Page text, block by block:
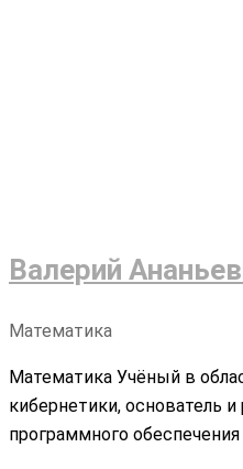
Валерий
Математика
Математика Учёный в
кибернетики, основатель
программного